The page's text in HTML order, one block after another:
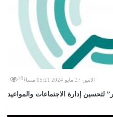
الاثنين 27 مايو 2024 05:21 مساءً 10
لتحسين إدارة الاجتماعات والمواعيد